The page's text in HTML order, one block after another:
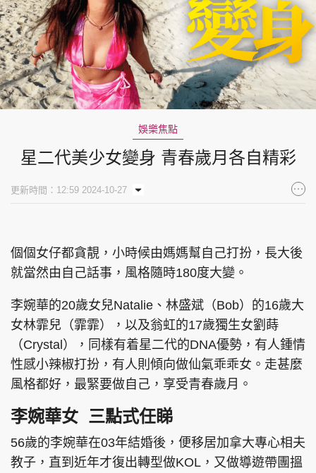
娛樂焦點
星二代美少女變身 青春歲月各自精彩
更新時間：12:59 2024-10-27
個個女仔都貪靚，小時候由媽媽幫自己打扮，長大後
就當然由自己話事，風格隨時180度大變。
李婉華的20歲女兒Natalie、林盛斌（Bob）的16歲大
女林霏兒（霏霏），以及翁虹的17歲獨生女劉蒔
（Crystal），同樣有着星二代的DNA優勢，有人鍾情
性感小辣椒打扮，有人則傾向做仙氣乖乖女。走甚麼
風格都好，最緊要做自己，享受青春歲月。
李婉華女 三點式任睇
56歲的李婉華在03年結婚後，便移居加拿大專心相夫
教子，直到近年才復出轉型做KOL，又做導遊帶團搵